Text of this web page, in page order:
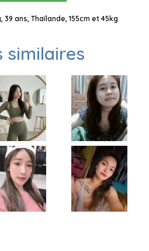
39 ans, Thaïlande, 155cm et 45kg
similaires